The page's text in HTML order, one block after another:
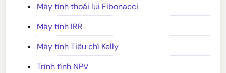
Máy tính thoái lui Fibonacci
Máy tính IRR
Máy tính Tiêu chí Kelly
Trình tính NPV